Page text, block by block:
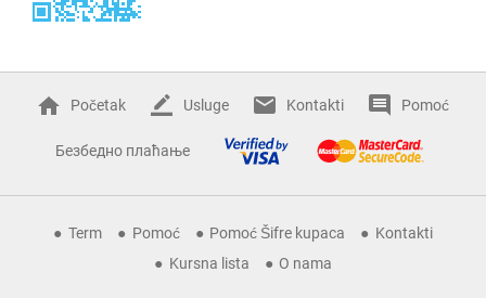
Početak Usluge Kontakti Pomoć
Безбедно плаћање
Term Pomoć Pomoć Šifre kupaca
Kontakti
Kursna lista
O nama